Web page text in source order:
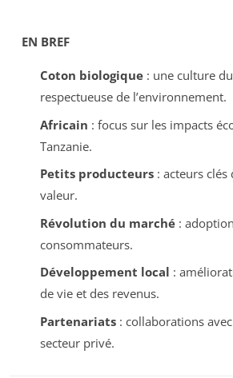
EN BREF
Coton biologique: une culture
respectueuse de l’environnement.
Africain : focus sur les impacts
Tanzanie.
Petits producteurs: acteurs clés
valeur.
Révolution du marché:
consommateurs.
Développement local :
de vie et des revenus.
Partenariats: collaborations
secteur privé.